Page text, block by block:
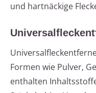
und hartnäckige
Formen wie Pulver,
enthalten